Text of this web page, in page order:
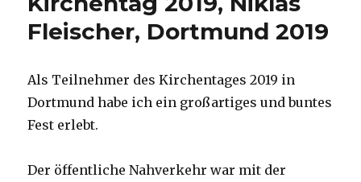
Fleischer, Dortmund 2019
Als Teilnehmer des Kirchentages 2019 in
Dortmund habe ich ein großartiges und buntes
Fest erlebt.
Der öffentliche Nahverkehr war mit der